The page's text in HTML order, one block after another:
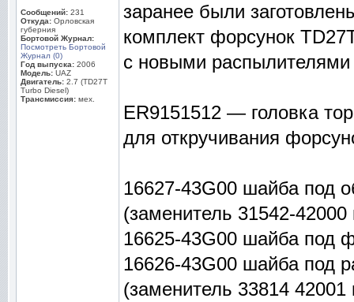
Сообщений: 231
Откуда: Орловская
губерния
Бортовой Журнал:
Посмотреть Бортовой
Журнал (0)
Год выпуска: 2006
Модель: UAZ
Двигатель: 2.7 (TD27T
Turbo Diesel)
Трансмиссия: мех.
заранее были
комплект форсунок
c новыми распылителями
ER9151512 — головка
для откручивания
16627-43G00 шайба под
(заменитель 31542-42000
16625-43G00 шайба под
16626-43G00 шайба под
(заменитель 33814 42001